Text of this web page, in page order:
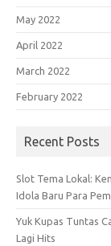
May 2022
April 2022
March 2022
February 2022
Recent Posts
Slot Tema Lokal:
Idola Baru Para
Yuk Kupas Tuntas
Lagi Hits